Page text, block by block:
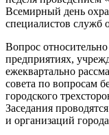
Всемирный день
специалистов служб
Вопрос
предприятиях,
ежеквартально
совета по вопросам
городского
Заседания
и организаций